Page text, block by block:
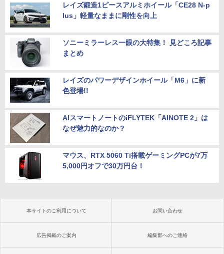
レイズ鍛造1ピースアルミホイール「CE28 N-p
lus」軽量なままに剛性を向上
ソニーミラーレス一眼の大特集！ 見どころ記事
まとめ
レイズのパワーデザインホイール「M6」に新
色登場!!
AIスマートノートのiFLYTEK「AINOTE 2」は
なぜ魅力的なのか？
マウス、RTX 5060 Ti搭載ゲーミングPCが7万
5,000円オフで30万円台！
本サイトのご利用について お問い合わせ
広告掲載のご案内 編集部へのご連絡